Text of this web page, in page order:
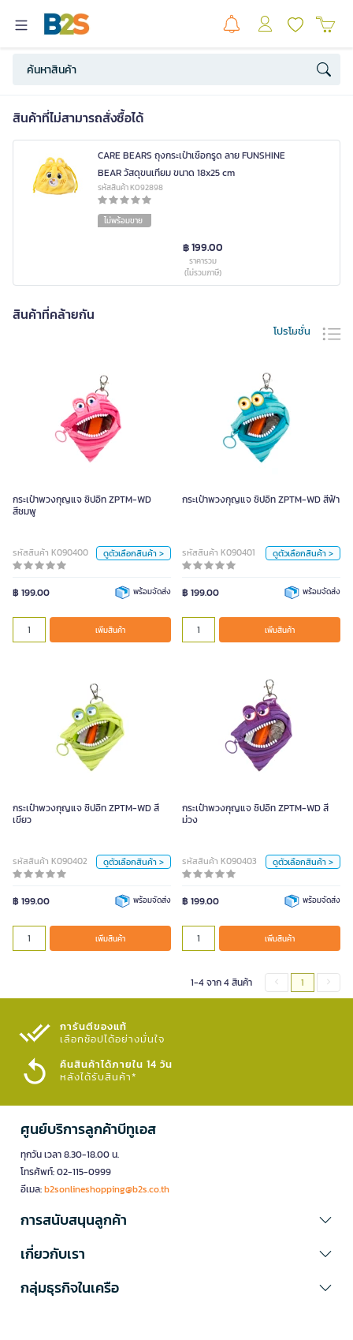
สินค้าที่ไม่สามารถสั่งซื้อได้
CARE BEARS ถุงกระเป๋าเชือกรูด ลาย FUNSHINE
BEAR วัสดุขนเทียม ขนาด 18x25 cm
รหัสสินค้า K092898
ไม่พร้อมขาย
฿ 199.00
ราคารวม
(ไม่รวมภาษี)
สินค้าที่คล้ายกัน
โปรโมชั่น
กระเป๋าพวงกุญแจ ซิปอิท ZPTM-WD
สีชมพู
รหัสสินค้า K090400 ดูตัวเลือกสินค้า >
฿ 199.00 พร้อมจัดส่ง
เพิ่มสินค้า
กระเป๋าพวงกุญแจ ซิปอิท ZPTM-WD
ใบ
กระเป๋าพวงกุญแจ ซิปอิท ZPTM-WD สีฟ้า
รหัสสินค้า K090401 ดูตัวเลือกสินค้า >
฿ 199.00 พร้อมจัดส่ง
เพิ่มสินค้า
กระเป๋าพวงกุญแจ ซิปอิท ZPTM-WD
ใบ
กระเป๋าพวงกุญแจ ซิปอิท ZPTM-WD สี
เขียว
รหัสสินค้า K090402 ดูตัวเลือกสินค้า >
฿ 199.00 พร้อมจัดส่ง
เพิ่มสินค้า
กระเป๋าพวงกุญแจ ซิปอิท ZPTM-WD
ใบ
กระเป๋าพวงกุญแจ ซิปอิท ZPTM-WD สี
ม่วง
รหัสสินค้า K090403 ดูตัวเลือกสินค้า >
฿ 199.00 พร้อมจัดส่ง
เพิ่มสินค้า
กระเป๋าพวงกุญแจ ซิปอิท ZPTM-WD
ใบ
1-4 จาก 4 สินค้า 1
การันตีของแท้
เลือกช้อปได้อย่างมั่นใจ​
คืนสินค้าได้ภายใน 14 วัน
หลังได้รับสินค้า*
ศูนย์บริการลูกค้าบีทูเอส
ทุกวัน เวลา 8.30-18.00 น.
โทรศัพท์: 02-115-0999
อีเมล:b2sonlineshopping@b2s.co.th
การสนับสนุนลูกค้า
เกี่ยวกับเรา
กลุ่มธุรกิจในเครือ